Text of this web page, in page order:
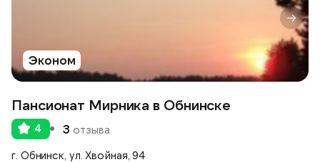
Эконом
Пансионат Мирника в Обнинске
4 3 отзыва
г. Обнинск, ул. Хвойная, 94